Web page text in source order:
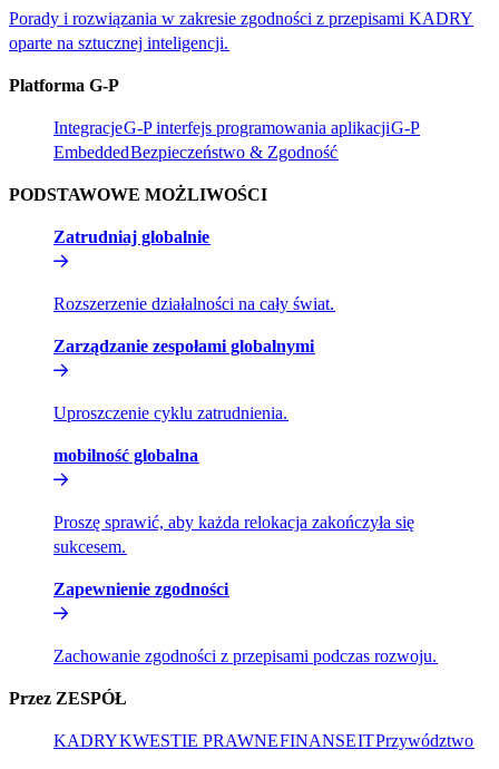
Porady i rozwiązania w zakresie zgodności z przepisami KADRY
oparte na sztucznej inteligencji.​​
Platforma G-P​​
Integracje​​G-P interfejs programowania aplikacji​​G-P
Embedded​​Bezpieczeństwo & Zgodność​​
PODSTAWOWE MOŻLIWOŚCI​​
Zatrudniaj globalnie​​
Rozszerzenie działalności na cały świat.​​
Zarządzanie zespołami globalnymi​​
Uproszczenie cyklu zatrudnienia.​​
mobilność globalna​​
Proszę sprawić, aby każda relokacja zakończyła się
sukcesem.​​
Zapewnienie zgodności​​
Zachowanie zgodności z przepisami podczas rozwoju.​​
Przez ZESPÓŁ​​
KADRY​​KWESTIE PRAWNE​​FINANSE​​IT​​Przywództwo​​